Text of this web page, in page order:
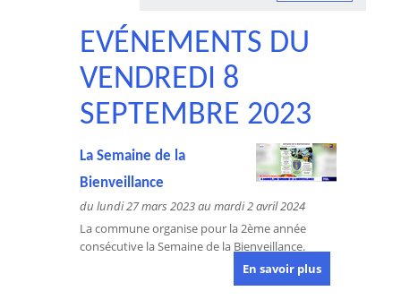
EVÉNEMENTS DU
VENDREDI 8
SEPTEMBRE 2023
La Semaine de la
Bienveillance
du lundi 27 mars 2023 au mardi 2 avril 2024
La commune organise pour la 2ème année
consécutive la Semaine de la Bienveillance.
En savoir plus